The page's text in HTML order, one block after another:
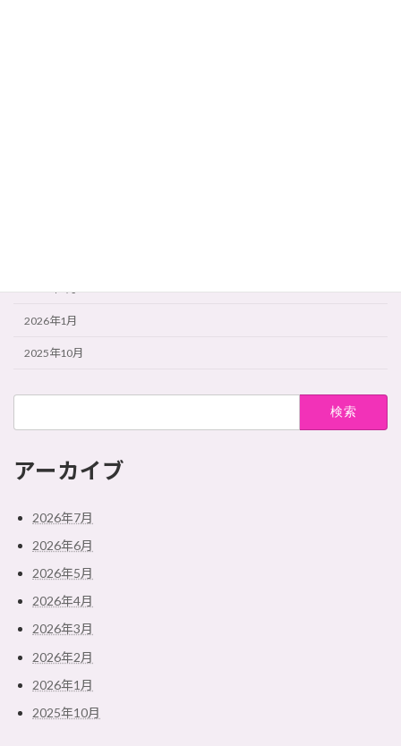
2026年1月
2025年10月
アーカイブ
2026年7月
2026年6月
2026年5月
2026年4月
2026年3月
2026年2月
2026年1月
2025年10月